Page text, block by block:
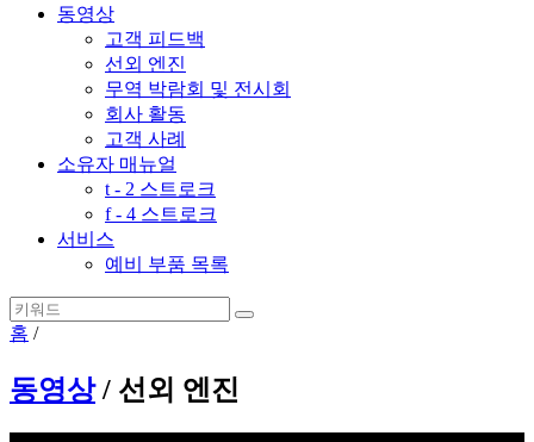
동영상
고객 피드백
선외 엔진
무역 박람회 및 전시회
회사 활동
고객 사례
소유자 매뉴얼
t - 2 스트로크
f - 4 스트로크
서비스
예비 부품 목록
홈 /
동영상/ 선외 엔진